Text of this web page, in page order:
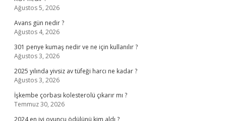
Ağustos 5, 2026
Avans gün nedir ?
Ağustos 4, 2026
301 penye kumaş nedir ve ne için kullanılır ?
Ağustos 3, 2026
2025 yılında yivsiz av tüfeği harcı ne kadar ?
Ağustos 3, 2026
İşkembe çorbası kolesterolü çıkarır mı ?
Temmuz 30, 2026
2024 en iyi oyuncu ödülünü kim aldı ?